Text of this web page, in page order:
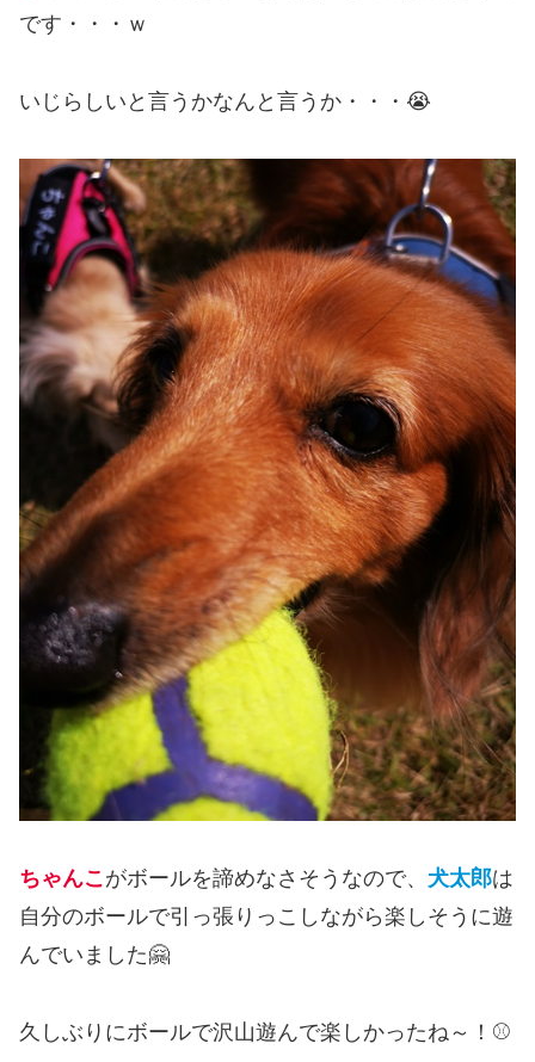
です・・・ｗ
いじらしいと言うかなんと言うか・・・😭
ちゃんこがボールを諦めなさそうなので、 犬太郎は
自分のボールで引っ張りっこしながら楽しそうに遊
んでいました🤗
久しぶりにボールで沢山遊んで楽しかったね～！⚾